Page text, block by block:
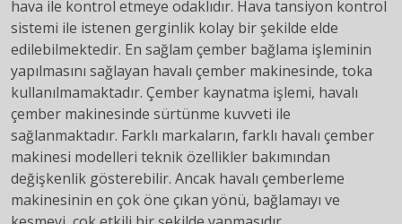
hava ile kontrol etmeye odaklıdır. Hava tansiyon kontrol
sistemi ile istenen gerginlik kolay bir şekilde elde
edilebilmektedir. En sağlam çember bağlama işleminin
yapılmasını sağlayan havalı çember makinesinde, toka
kullanılmamaktadır. Çember kaynatma işlemi, havalı
çember makinesinde sürtünme kuvveti ile
sağlanmaktadır. Farklı markaların, farklı havalı çember
makinesi modelleri teknik özellikler bakımından
değişkenlik gösterebilir. Ancak havalı çemberleme
makinesinin en çok öne çıkan yönü, bağlamayı ve